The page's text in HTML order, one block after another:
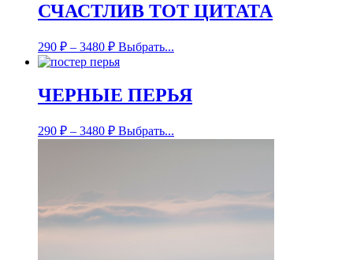
СЧАСТЛИВ ТОТ ЦИТАТА
290 ₽ – 3480 ₽ Выбрать...
ЧЕРНЫЕ ПЕРЬЯ
290 ₽ – 3480 ₽ Выбрать...